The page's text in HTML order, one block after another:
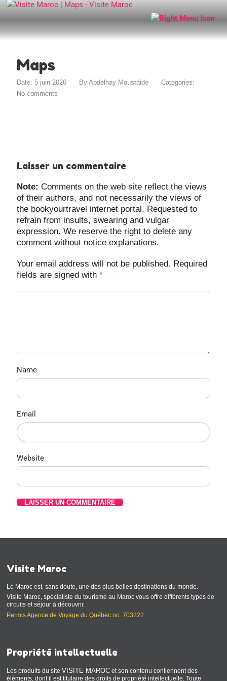
Maps
Date: 5 juin 2026 ByAbdelhay Moustaide
Categories:
No comments
Laisser un commentaire
Note: Comments on the web site reflect the views
of their authors, and not necessarily the views of
the bookyourtravel internet portal. Requested to
refrain from insults, swearing and vulgar
expression. We reserve the right to delete any
comment without notice explanations.
Your email address will not be published. Required
fields are signed with*
Name
Email
Website
Visite Maroc
Le Maroc est, sans doute, une des plus belles destinations du monde.
Visite Maroc, spécialiste du tourisme au Maroc vous offre différents types de
circuits et séjour à découvrir.
Permis Agence de Voyage du Québec no. 703222
Propriété intellectuelle
Les produits du siteVISITE MAROC et son contenu contiennent des
éléments, dont il est titulaire des droits de propriété intellectuelle. Toute